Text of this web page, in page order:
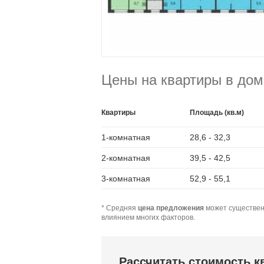
Цены на квартиры в
Квартиры Площадь (кв.м)
1-комнатная 28,6 - 32,3
2-комнатная 39,5 - 42,5
3-комнатная 52,9 - 55,1
* Средняя цена предложения может
влиянием многих факторов.